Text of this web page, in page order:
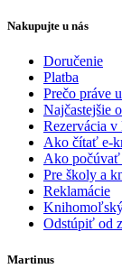
Nakupujte u nás
Doručenie
Platba
Prečo práve
Najčastejšie
Rezervácia
Ako čítať e-
Ako
Pre školy a
Reklamácie
Odstúpiť od
Martinus